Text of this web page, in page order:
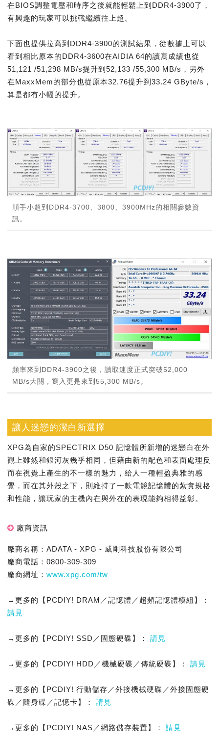
在BIOS調整電壓和時序之後就能輕鬆上到DDR4-3900了，
有興趣的玩家可以挑戰繼續往上超。
下面也提供拉高到DDR4-3900的測試結果，從數據上可以
看到相比原本的DDR4-3600在AIDIA 64的讀寫成績也從
51,121 /51,298 MB/s提升到52,133 /55,300 MB/s，另外
在MaxxMem的部分也從原本32.76提升到33.24 GByte/s，
算是都有小幅的提升。
順手小超到DDR4-3700、3800、3900MHz的相關參數資
訊。
頻率來到DDR4-3900之後，讀取速度正式突破52,000
MB/s大關，寫入更是來到55,300 MB/s。
讓人迷戀的潔白新選擇
XPG為自家的SPECTRIX D50 記憶體所新增的迷戀白在外
觀上雖然和銀河灰幾乎相同，但藉由新的配色和表面處理反
而在視覺上產生的不一樣的魅力，給人一種輕盈典雅的感
覺，而在其外殼之下，則維持了一款電競記憶體的紮實規格
和性能，讓玩家的主機內在與外在的表現能夠相得益彰。
廠商資訊
廠商名稱：ADATA - XPG - 威剛科技股份有限公司
廠商電話：0800-309-309
廠商網址： www.xpg.com/tw
→更多的【PCDIY! DRAM／記憶體／超頻記憶體模組】：
請見
→更多的【PCDIY! SSD／固態硬碟】： 請見
→更多的【PCDIY! HDD／機械硬碟／傳統硬碟】： 請見
→更多的【PCDIY! 行動儲存／外接機械硬碟／外接固態硬
碟／隨身碟／記憶卡】： 請見
→更多的【PCDIY! NAS／網路儲存裝置】： 請見